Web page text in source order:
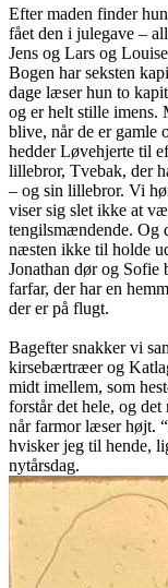
Efter maden finder
fået den i julegave –
Jens og Lars og
Bogen har seksten
dage læser hun to
og er helt stille imens.
blive, når de er gamle
hedder Løvehjerte til
lillebror, Tvebak, der
– og sin lillebror. Vi
viser sig slet ikke at
tengilsmændende. Og
næsten ikke til holde
Jonathan dør og Sofie
farfar, der har en
der er på flugt.
Bagefter snakker vi
kirsebærtræer og
midt imellem, som
forstår det hele, og
når farmor læser højt.
hvisker jeg til hende,
nytårsdag.